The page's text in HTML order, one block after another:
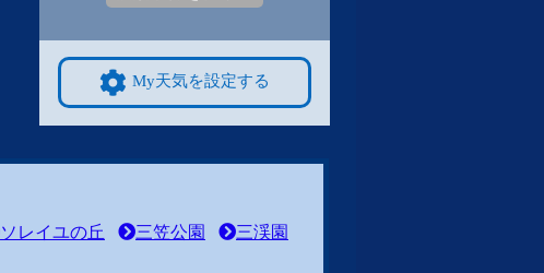
My天気を設定する
ソレイユの丘 三笠公園
三渓園